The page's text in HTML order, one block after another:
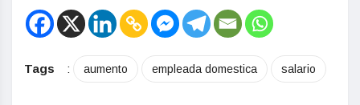
Tags : aumento empleada domestica salario